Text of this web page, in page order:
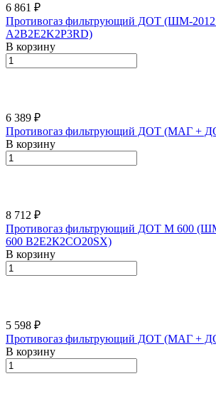
6 861 ₽
Противогаз фильтрующий ДОТ (ШМ-
A2B2E2K2P3RD)
В корзину
6 389 ₽
Противогаз фильтрующий ДОТ (МАГ +
В корзину
8 712 ₽
Противогаз фильтрующий ДОТ М 600
600 В2Е2К2СО20SX)
В корзину
5 598 ₽
Противогаз фильтрующий ДОТ (МАГ +
В корзину